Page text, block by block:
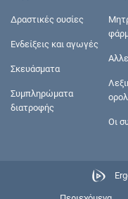
Δραστικές ουσίες
Ενδείξεις και αγωγές
Σκευάσματα
Συμπληρώματα
διατροφής
Οι